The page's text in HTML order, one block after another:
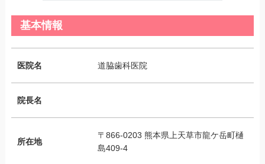
基本情報
医院名 道脇歯科医院
院長名
所在地
〒866-0203 熊本県上天草市龍ケ岳町樋
島409-4